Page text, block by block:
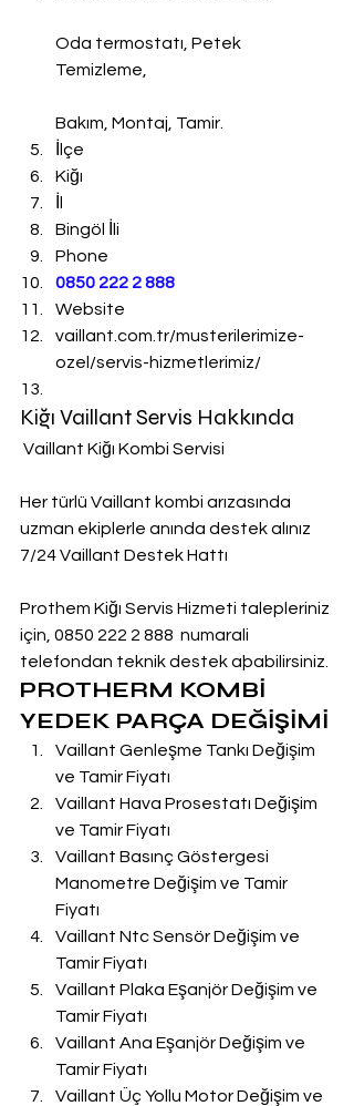
Oda termostatı, Petek
Temizleme,
Bakım, Montaj, Tamir.
İlçe
Kiğı
Bingöl İli
Phone
0850 222 2 888
Website
vaillant.com.tr/musterilerimize-
ozel/servis-hizmetlerimiz/
Kiğı Vaillant Servis Hakkında
Vaillant Kiğı Kombi Servisi
Her türlü Vaillant kombi arızasında
uzman ekiplerle anında destek alınız
7/24 Vaillant Destek Hattı
Prothem Kiğı Servis Hizmeti talepleriniz
için, 0850 222 2 888  numarali
telefondan teknik destek aþabilirsiniz.
PROTHERM KOMBİ
YEDEK PARÇA DEĞİŞİMİ
Vaillant Genleşme Tankı Değişim
ve Tamir Fiyatı
Vaillant Hava Prosestatı Değişim
ve Tamir Fiyatı
Vaillant Basınç Göstergesi
Manometre Değişim ve Tamir
Fiyatı
Vaillant Ntc Sensör Değişim ve
Tamir Fiyatı
Vaillant Plaka Eşanjör Değişim ve
Tamir Fiyatı
Vaillant Ana Eşanjör Değişim ve
Tamir Fiyatı
Vaillant Üç Yollu Motor Değişim ve